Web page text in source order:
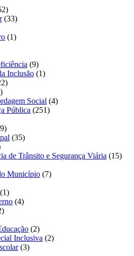
(33)
(1)
(9)
Inclusão (1)
Social (4)
Pública (251)
(35)
de Trânsito e Segurança Viária (15)
Município (7)
(1)
(4)
(2)
Inclusiva (2)
(3)